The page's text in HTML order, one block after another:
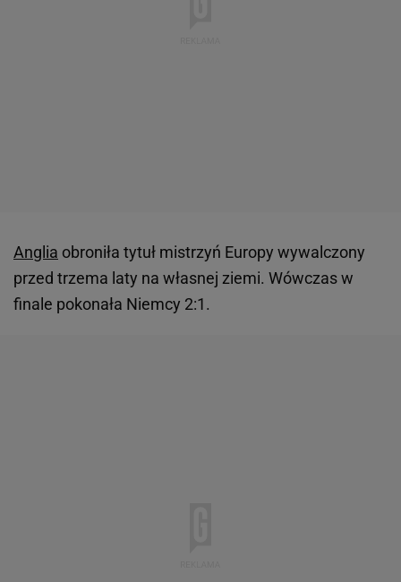
Anglia obroniła tytuł mistrzyń Europy wywalczony
przed trzema laty na własnej ziemi. Wówczas w
finale pokonała Niemcy 2:1.